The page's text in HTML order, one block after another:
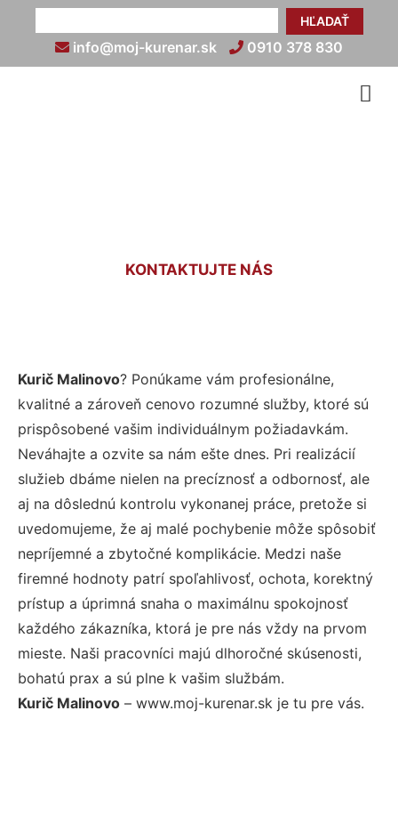
HĽADAŤ
info@moj-kurenar.sk 0910 378 830
KONTAKTUJTE NÁS
Kurič Malinovo? Ponúkame vám profesionálne,
kvalitné a zároveň cenovo rozumné služby, ktoré sú
prispôsobené vašim individuálnym požiadavkám.
Neváhajte a ozvite sa nám ešte dnes. Pri realizácií
služieb dbáme nielen na precíznosť a odbornosť, ale
aj na dôslednú kontrolu vykonanej práce, pretože si
uvedomujeme, že aj malé pochybenie môže spôsobiť
nepríjemné a zbytočné komplikácie. Medzi naše
firemné hodnoty patrí spoľahlivosť, ochota, korektný
prístup a úprimná snaha o maximálnu spokojnosť
každého zákazníka, ktorá je pre nás vždy na prvom
mieste. Naši pracovníci majú dlhoročné skúsenosti,
bohatú prax a sú plne k vašim službám.
Kurič Malinovo – www.moj-kurenar.sk je tu pre vás.